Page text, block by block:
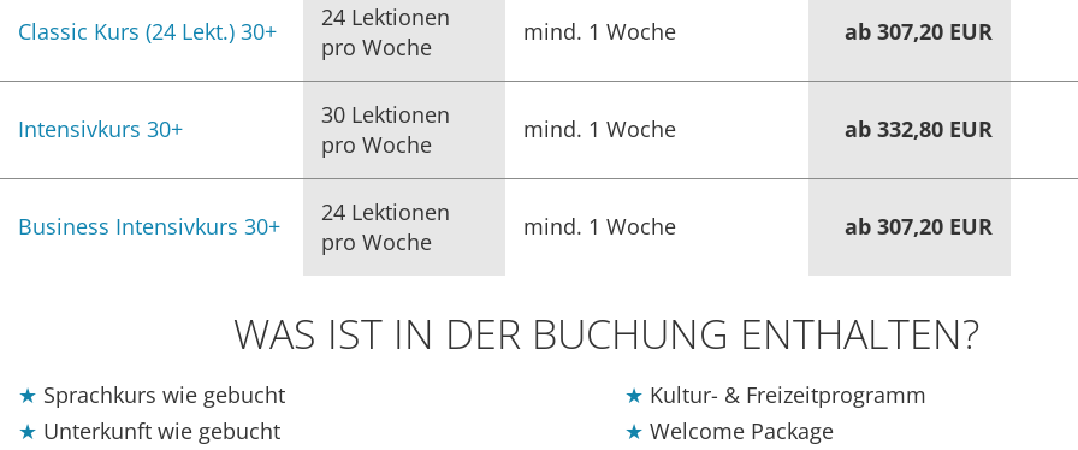
Classic Kurs (24 Lekt.) 30+
24 Lektionen
pro Woche
mind. 1 Woche ab 307,20 EUR
Intensivkurs 30+
30 Lektionen
pro Woche
mind. 1 Woche ab 332,80 EUR
Business Intensivkurs 30+
24 Lektionen
pro Woche
mind. 1 Woche ab 307,20 EUR
WAS IST IN DER BUCHUNG ENTHALTEN?
Sprachkurs wie gebucht
Unterkunft wie gebucht
Kultur- & Freizeitprogramm
Welcome Package